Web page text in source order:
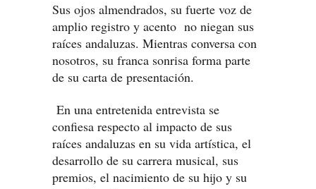
Sus ojos almendrados, su fuerte voz de
amplio registro y acento no niegan sus
raíces andaluzas. Mientras conversa con
nosotros, su franca sonrisa forma parte
de su carta de presentación.
En una entretenida entrevista se
confiesa respecto al impacto de sus
raíces andaluzas en su vida artística, el
desarrollo de su carrera musical, sus
premios, el nacimiento de su hijo y su